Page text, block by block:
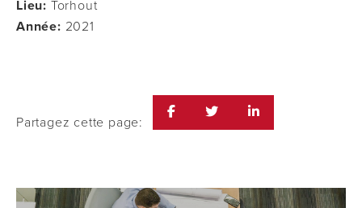
Lieu: Torhout
Année: 2021
Partagez cette page: